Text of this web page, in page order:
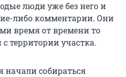
люди уже без него и
либо комментарии. Они
время от времени то
территории участка.
начали собираться